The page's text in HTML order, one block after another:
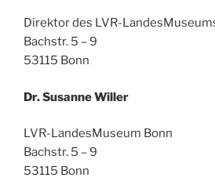
Direktor des LVR-
Bachstr. 5 – 9
53115 Bonn
Dr. Susanne Willer
LVR-LandesMuseum Bonn
Bachstr. 5 – 9
53115 Bonn